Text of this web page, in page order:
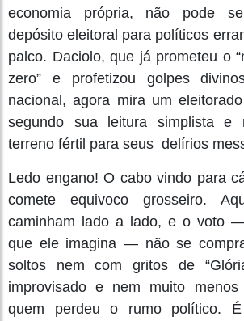
economia própria, não pode
depósito eleitoral para políticos
palco. Daciolo, que já prometeu o
zero” e profetizou golpes
nacional, agora mira um
segundo sua leitura simplista e
terreno fértil para seus delírios
Ledo engano! O cabo vindo para
comete equivoco grosseiro.
caminham lado a lado, e o voto
que ele imagina — não se
soltos nem com gritos de
improvisado e nem muito
quem perdeu o rumo político.